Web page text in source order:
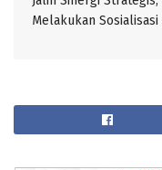
Melakukan